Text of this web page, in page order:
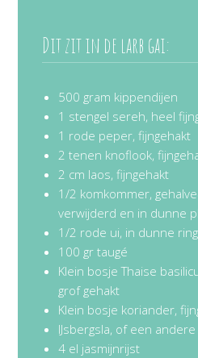
Dit zit in de larb gai:
500 gram kippendijen
1 stengel sereh, heel
1 rode peper, fijngehakt
2 tenen knoflook,
2 cm laos, fijngehakt
1/2 komkommer,
verwijderd en in dunne
1/2 rode ui, in dunne
100 gr taugé
Klein bosje Thaise
grof gehakt
Klein bosje koriander,
IJsbergsla, of een
4 el jasmijnrijst